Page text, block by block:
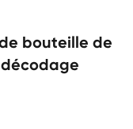
bouteille de